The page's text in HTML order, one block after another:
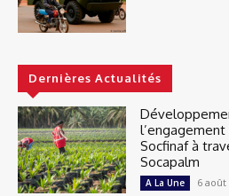
Dernières Actualités
Socfinaf à
Socapalm
A La Une 6 août